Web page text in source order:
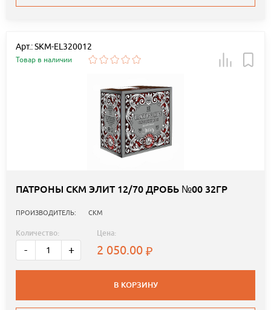
Арт.: SKM-EL320012
Товар в наличии
ПАТРОНЫ СКМ ЭЛИТ 12/70 ДРОБЬ №00 32ГР
ПРОИЗВОДИТЕЛЬ: СКМ
Количество:
- +
Цена:
2 050.00
В КОРЗИНУ